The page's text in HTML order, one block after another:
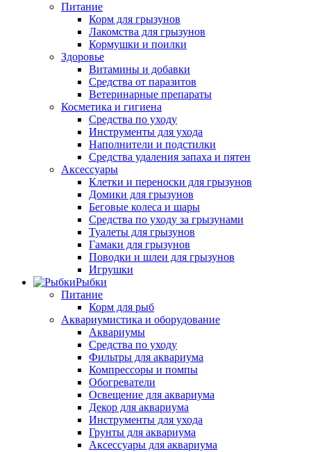
Питание
Корм для грызунов
Лакомства для грызунов
Кормушки и поилки
Здоровье
Витамины и добавки
Средства от паразитов
Ветеринарные препараты
Косметика и гигиена
Средства по уходу
Инструменты для ухода
Наполнители и подстилки
Средства удаления запаха и пятен
Аксессуары
Клетки и переноски для грызунов
Домики для грызунов
Беговые колеса и шары
Средства по уходу за грызунами
Туалеты для грызунов
Гамаки для грызунов
Поводки и шлеи для грызунов
Игрушки
Рыбки
Питание
Корм для рыб
Аквариумистика и оборудование
Аквариумы
Средства по уходу
Фильтры для аквариума
Компрессоры и помпы
Обогреватели
Освещение для аквариума
Декор для аквариума
Инструменты для ухода
Грунты для аквариума
Аксессуары для аквариума